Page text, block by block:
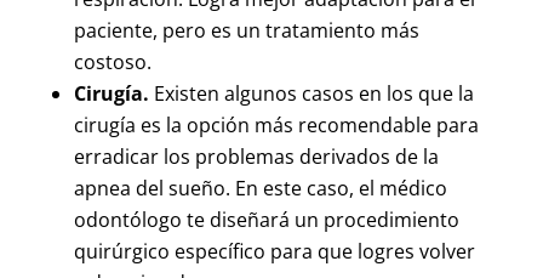
paciente, pero es un tratamiento más
costoso.
Cirugía. Existen algunos casos en los que la
cirugía es la opción más recomendable para
erradicar los problemas derivados de la
apnea del sueño. En este caso, el médico
odontólogo te diseñará un procedimiento
quirúrgico específico para que logres volver